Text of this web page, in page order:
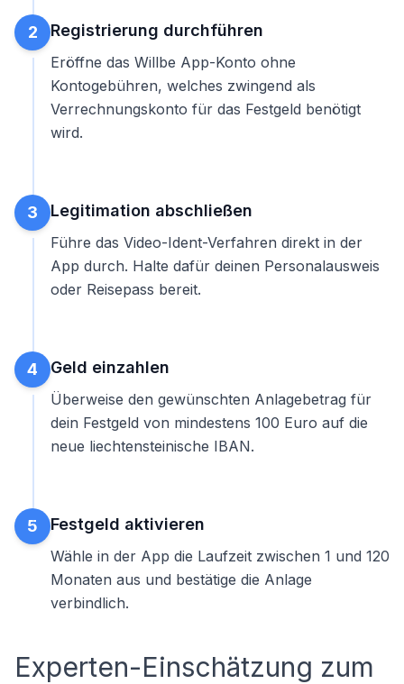
2 Registrierung durchführen
Eröffne das Willbe App-Konto ohne
Kontogebühren, welches zwingend als
Verrechnungskonto für das Festgeld benötigt
wird.
3 Legitimation abschließen
Führe das Video-Ident-Verfahren direkt in der
App durch. Halte dafür deinen Personalausweis
oder Reisepass bereit.
4 Geld einzahlen
Überweise den gewünschten Anlagebetrag für
dein Festgeld von mindestens 100 Euro auf die
neue liechtensteinische IBAN.
5 Festgeld aktivieren
Wähle in der App die Laufzeit zwischen 1 und 120
Monaten aus und bestätige die Anlage
verbindlich.
Experten-Einschätzung zum